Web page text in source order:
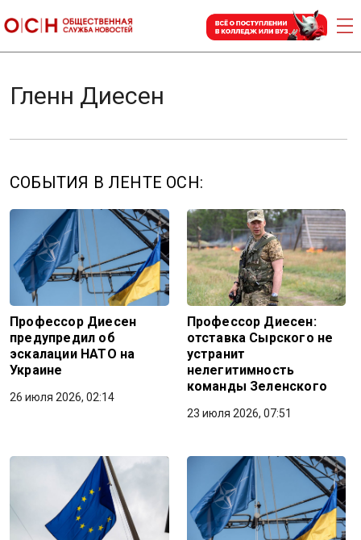
Гленн Диесен
СОБЫТИЯ В ЛЕНТЕ ОСН:
Профессор Диесен
предупредил об
эскалации НАТО на
Украине
26 июля 2026, 02:14
Профессор Диесен:
отставка Сырского не
устранит
нелегитимность
команды Зеленского
23 июля 2026, 07:51